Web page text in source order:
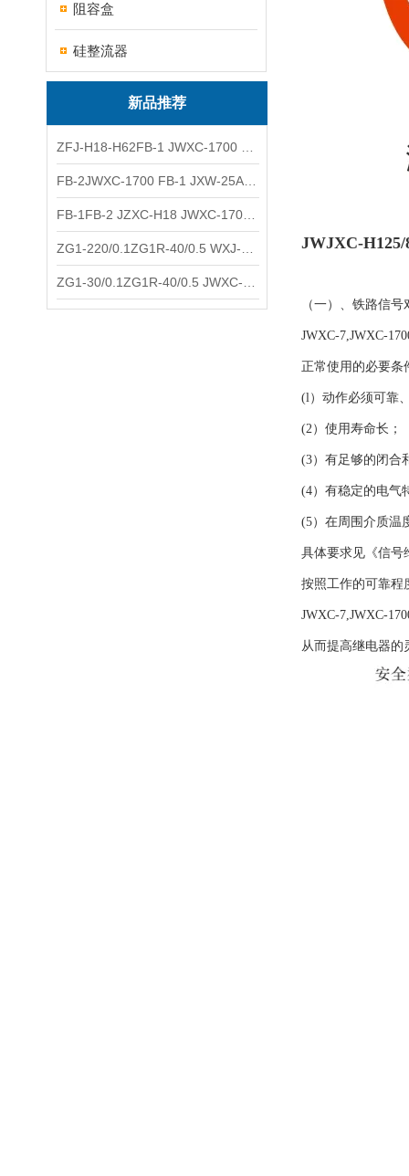
阻容盒
硅整流器
新品推荐
JWJXC-
（一）、铁路信
JWXC-7,JWXC-
正常使用的必要条
(l）动作必须可靠
(2）使用寿命长；
(3）有足够的闭合
(4）有稳定的电气
(5）在周围介质温
具体要求见《信号
按照工作的可靠程
JWXC-7,JWXC-
从而提高继电器的